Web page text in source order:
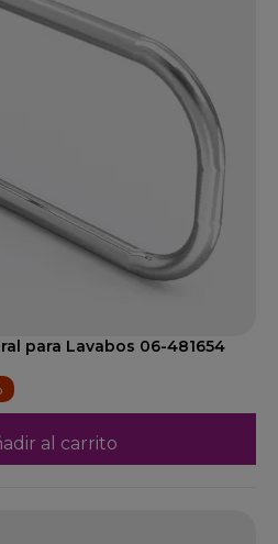
para Lavabos 06-481654
al carrito